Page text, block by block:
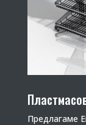
Предлагаме